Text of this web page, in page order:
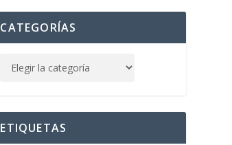
CATEGORÍAS
ETIQUETAS